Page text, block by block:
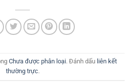
Chưa được phân loại. Đánh dấu liên kết
thường trực.